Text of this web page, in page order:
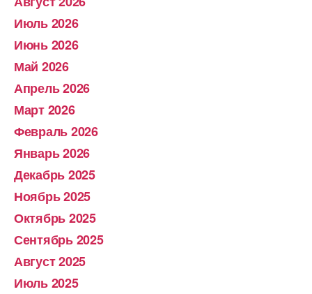
Июль 2026
Июнь 2026
Май 2026
Апрель 2026
Март 2026
Февраль 2026
Январь 2026
Декабрь 2025
Ноябрь 2025
Октябрь 2025
Сентябрь 2025
Август 2025
Июль 2025